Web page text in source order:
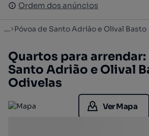
Ordem dos anúncios
Ordem dos anúncios
... Póvoa de Santo Adrião e Olival Basto
Quartos para arrendar:
Santo Adrião e Olival
Odivelas
Ver Mapa